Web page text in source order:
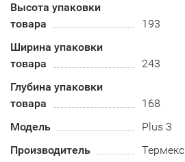
Высота упаковки
товара
193
Ширина упаковки
товара
243
Глубина упаковки
товара
168
Модель
Plus 3
Производитель
Термекс